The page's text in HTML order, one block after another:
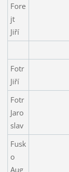
Fore
jt
Jiří
Fotr
Jiří
Fotr
Jaro
slav
Fusk
o
Aug